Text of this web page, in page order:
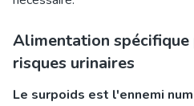
Alimentation
risques urinaires
Le surpoids est l'ennemi